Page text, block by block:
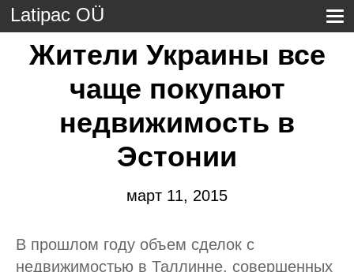
Latipac OÜ
Жители Украины все
чаще покупают
недвижимость в
Эстонии
март 11, 2015
В прошлом году объем сделок с
недвижимостью в Таллинне, совершенных